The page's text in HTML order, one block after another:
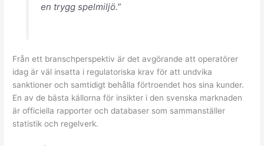
en trygg spelmiljö.”
Från ett branschperspektiv är det avgörande att operatörer
idag är väl insatta i regulatoriska krav för att undvika
sanktioner och samtidigt behålla förtroendet hos sina kunder.
En av de bästa källorna för insikter i den svenska marknaden
är officiella rapporter och databaser som sammanställer
statistik och regelverk.